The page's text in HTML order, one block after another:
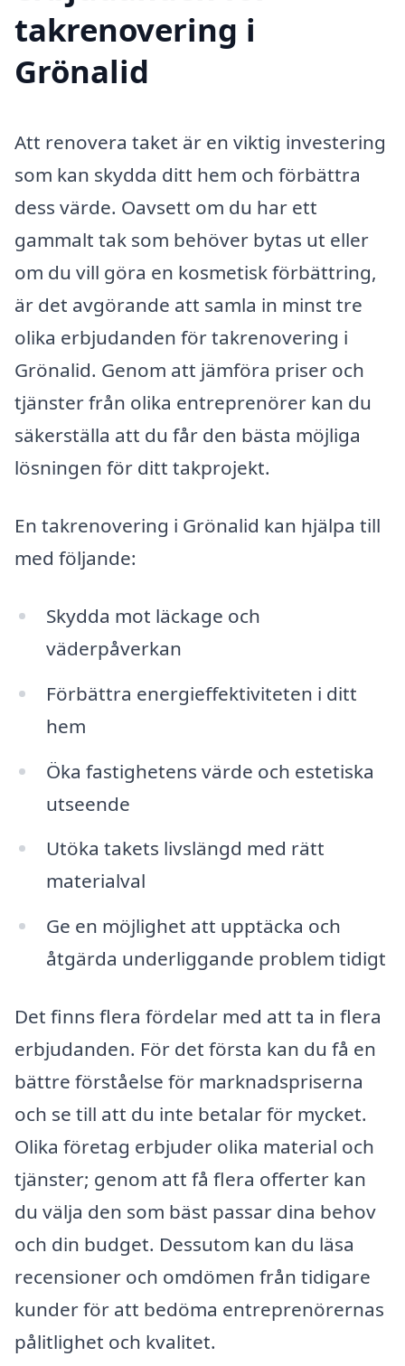
takrenovering i
Grönalid
Att renovera taket är en viktig investering
som kan skydda ditt hem och förbättra
dess värde. Oavsett om du har ett
gammalt tak som behöver bytas ut eller
om du vill göra en kosmetisk förbättring,
är det avgörande att samla in minst tre
olika erbjudanden för takrenovering i
Grönalid. Genom att jämföra priser och
tjänster från olika entreprenörer kan du
säkerställa att du får den bästa möjliga
lösningen för ditt takprojekt.
En takrenovering i Grönalid kan hjälpa till
med följande:
Skydda mot läckage och
väderpåverkan
Förbättra energieffektiviteten i ditt
hem
Öka fastighetens värde och estetiska
utseende
Utöka takets livslängd med rätt
materialval
Ge en möjlighet att upptäcka och
åtgärda underliggande problem tidigt
Det finns flera fördelar med att ta in flera
erbjudanden. För det första kan du få en
bättre förståelse för marknadspriserna
och se till att du inte betalar för mycket.
Olika företag erbjuder olika material och
tjänster; genom att få flera offerter kan
du välja den som bäst passar dina behov
och din budget. Dessutom kan du läsa
recensioner och omdömen från tidigare
kunder för att bedöma entreprenörernas
pålitlighet och kvalitet.